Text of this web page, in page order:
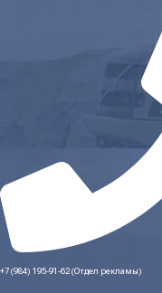
+7 (984) 195-91-62 (Отдел рекламы)